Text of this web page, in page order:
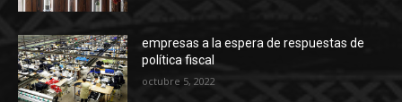
empresas a la espera de respuestas de
política fiscal
octubre 5, 2022